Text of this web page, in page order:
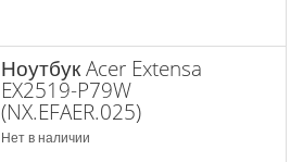
Ноутбук Acer Extensa
EX2519-P79W
(NX.EFAER.025)
Нет в наличии